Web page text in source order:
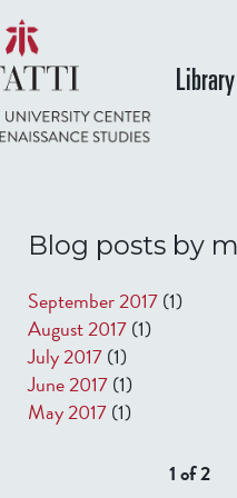
Library
Blog posts by
September 2017(1)
August 2017(1)
July 2017(1)
June 2017(1)
May 2017(1)
1 of 2